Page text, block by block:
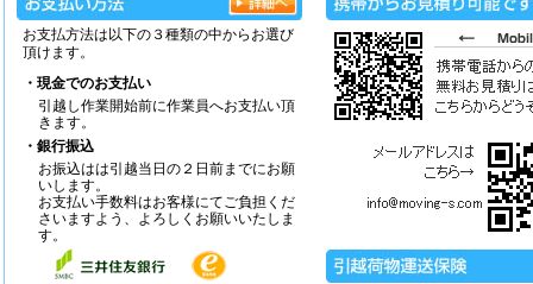
お支払方法は以下の３種類の中からお選び
頂けます。
・現金でのお支払い
引越し作業開始前に作業員へお支払い頂
きます。
・銀行振込
お振込はは引越当日の２日前までにお願
いします。
お支払い手数料はお客様にてご負担くだ
さいますよう、よろしくお願いいたしま
す。